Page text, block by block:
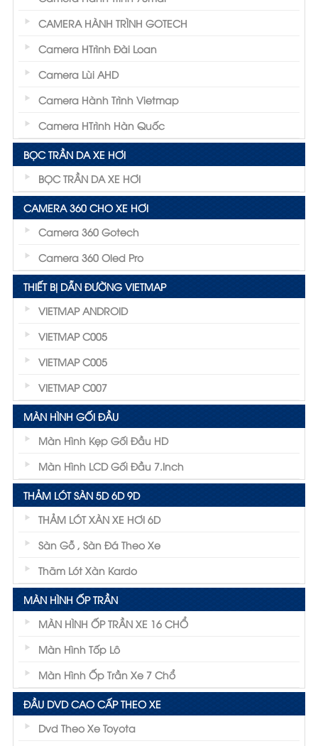
CAMERA HÀNH TRÌNH GOTECH
Camera HTrình Đài Loan
Camera Lùi AHD
Camera Hành Trình Vietmap
Camera HTrình Hàn Quốc
BỌC TRẦN DA XE HƠI
BỌC TRẦN DA XE HƠI
CAMERA 360 CHO XE HƠI
Camera 360 Gotech
Camera 360 Oled Pro
THIẾT BỊ DẪN ĐƯỜNG VIETMAP
VIETMAP ANDROID
VIETMAP C005
VIETMAP C005
VIETMAP C007
MÀN HÌNH GỐI ĐẦU
Màn Hình Kẹp Gối Đầu HD
Màn Hình LCD Gối Đầu 7.inch
THẢM LÓT SÀN 5D 6D 9D
THẢM LÓT XÀN XE HƠI 6D
Sàn Gỗ , Sàn Đá Theo Xe
Thãm Lót Xàn Kardo
MÀN HÌNH ỐP TRẦN
MÀN HÌNH ỐP TRẦN XE 16 CHỔ
Màn Hình Tốp Lô
Màn Hình Ốp Trần Xe 7 Chổ
ĐẦU DVD CAO CẤP THEO XE
Dvd Theo Xe Toyota